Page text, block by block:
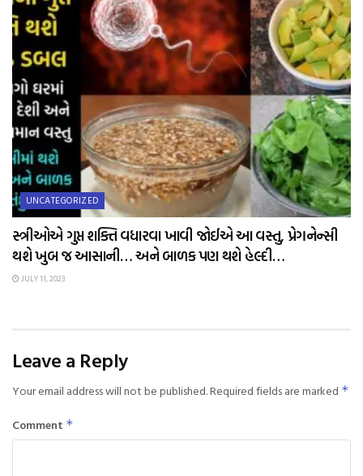
UNCATEGORIZED
સ્ત્રીઓએ ગુપ્ત શક્તિ વધારવા ખાવી જોઈએ આ વસ્તુ, પ્રેગનેન્સી
થશે ખુબ જ આસાની… અને બાળક પણ થશે હેલ્દી…
JULY 11, 2023
Leave a Reply
Your email address will not be published.Required fields are marked *
Comment *